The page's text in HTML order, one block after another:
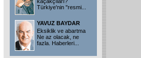
Türkiye'nin "resmi...
YAVUZ BAYDAR
Eksiklik ve abartma
Ne az olacak, ne
fazla. Haberleri...